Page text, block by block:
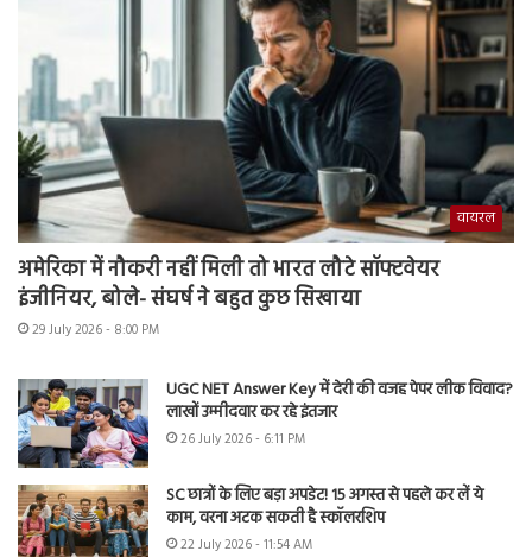
वायरल
अमेरिका में नौकरी नहीं मिली तो भारत लौटे सॉफ्टवेयर
इंजीनियर, बोले- संघर्ष ने बहुत कुछ सिखाया
29 July 2026 - 8:00 PM
UGC NET Answer Key में देरी की वजह पेपर लीक विवाद?
लाखों उम्मीदवार कर रहे इंतजार
26 July 2026 - 6:11 PM
SC छात्रों के लिए बड़ा अपडेट! 15 अगस्त से पहले कर लें ये
काम, वरना अटक सकती है स्कॉलरशिप
22 July 2026 - 11:54 AM